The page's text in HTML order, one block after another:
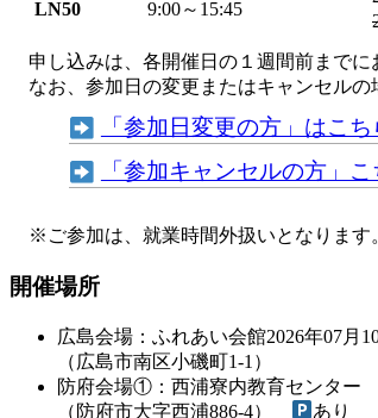
LN50 9:00～15:45
申し込みは、各開催日の１週間前までに
なお、参加日の変更またはキャンセルの
「参加日変更の方」はこち
「参加キャンセルの方」こ
※ご参加は、就業時間外扱いとなります
開催場所
広島会場 ：ふれあい会館2026年07月
（広島市南区小磯町1-1）
防府会場① ：西浦寮内教育センター
（防府市大字西浦886-4）
あり